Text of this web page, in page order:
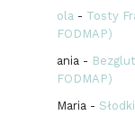
ola - Tosty
FODMAP)
ania -
FODMAP)
Maria -